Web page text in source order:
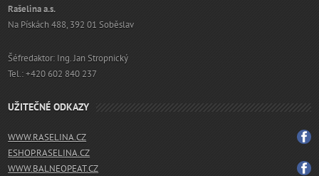
Rašelina a.s.
Na Pískách 488, 392 01 Soběslav
Šéfredaktor: Ing. Jan Stropnický
Tel.: +420 602 840 237
UŽITEČNÉ ODKAZY
WWW.RASELINA.CZ
ESHOP.RASELINA.CZ
WWW.BALNEOPEAT.CZ